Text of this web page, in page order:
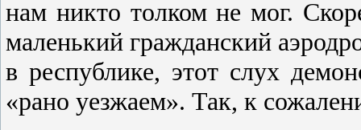
нам никто толком не мог.
маленький гражданский
в республике, этот слух
«рано уезжаем». Так, к